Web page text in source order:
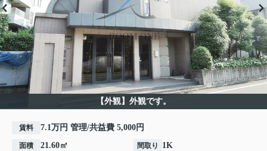
【外観】外観です。
賃料 7.1万円 管理/共益費 5,000円
面積 21.60㎡ 間取り 1K